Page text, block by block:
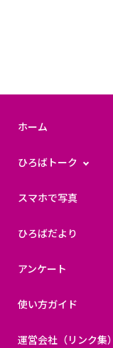
ホーム
ひろばトーク
スマホで写真
ひろばだより
アンケート
使い方ガイド
運営会社（リンク集）